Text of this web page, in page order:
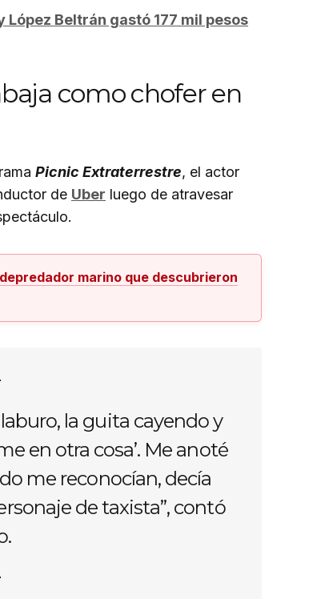
Beltrán gastó 177 mil pesos
como chofer en
Picnic Extraterrestre, el actor
de Uber luego de atravesar
marino que descubrieron
la guita cayendo y
en otra cosa’. Me anoté
me reconocían, decía
de taxista”, contó